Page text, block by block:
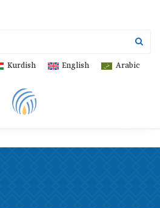
Arabic
English
Kurdish